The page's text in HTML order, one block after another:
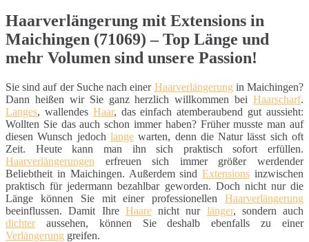
Haarverlängerung mit Extensions in
Maichingen (71069) – Top Länge und
mehr Volumen sind unsere Passion!
Sie sind auf der Suche nach einer Haarverlängerung in Maichingen?
Dann heißen wir Sie ganz herzlich willkommen bei Haarscharf.
Langes, wallendes Haar, das einfach atemberaubend gut aussieht:
Wollten Sie das auch schon immer haben? Früher musste man auf
diesen Wunsch jedoch langewarten, denn die Natur lässt sich oft
Zeit. Heute kann man ihn sich praktisch sofort erfüllen.
Haarverlängerungen erfreuen sich immer größer werdender
Beliebtheit in Maichingen. Außerdem sindExtensions inzwischen
praktisch für jedermann bezahlbar geworden. Doch nicht nur die
Länge können Sie mit einer professionellen Haarverlängerung
beeinflussen. Damit Ihre Haarenicht nur länger, sondern auch
dichteraussehen, können Sie deshalb ebenfalls zu einer
Verlängerung greifen.